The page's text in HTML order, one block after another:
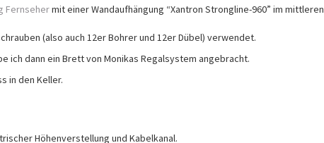
Fernsehermit einer Wandaufhängung “Xantron Strongline-960” im mittleren
(also auch 12er Bohrer und 12er Dübel) verwendet.
ich dann ein Brett von Monikas Regalsystem angebracht.
in den Keller.
Höhenverstellung und Kabelkanal.